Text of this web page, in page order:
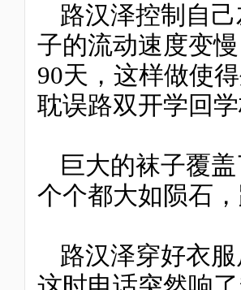
路汉泽控制自
子的流动速度变
90天，这样做使
耽误路双开学回
巨大的袜子覆
个个都大如陨石
路汉泽穿好衣